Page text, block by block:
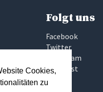
Cookies,
zu
Folgt uns
Facebook
Twitter
Instagram
Pinterest